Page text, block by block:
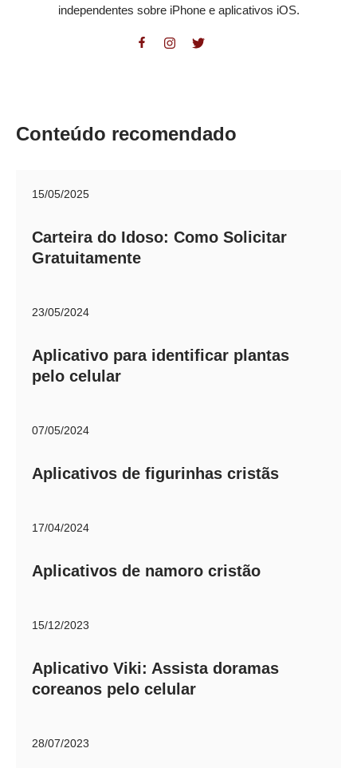
independentes sobre iPhone e aplicativos iOS.
Conteúdo recomendado
15/05/2025
Carteira do Idoso: Como Solicitar
Gratuitamente
23/05/2024
Aplicativo para identificar plantas
pelo celular
07/05/2024
Aplicativos de figurinhas cristãs
17/04/2024
Aplicativos de namoro cristão
15/12/2023
Aplicativo Viki: Assista doramas
coreanos pelo celular
28/07/2023